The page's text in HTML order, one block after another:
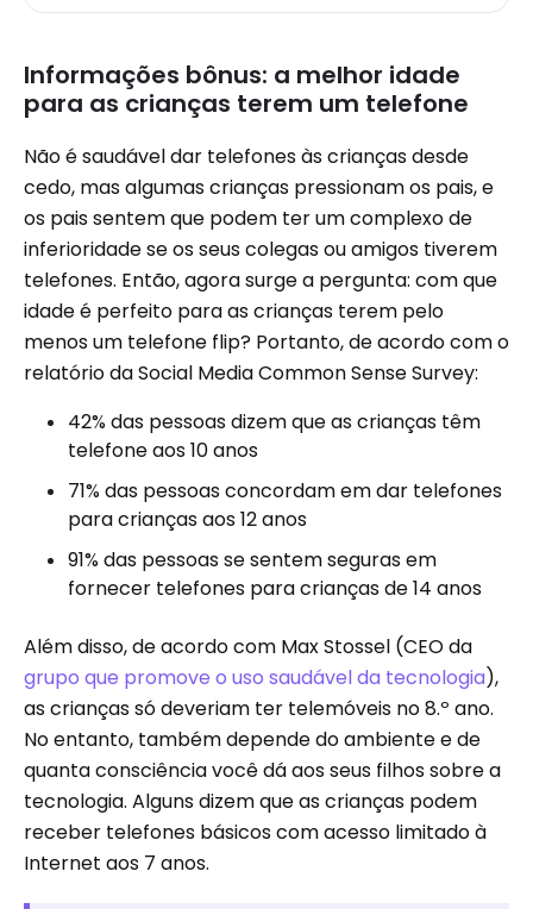
Informações bônus: a melhor idade
para as crianças terem um telefone
Não é saudável dar telefones às crianças desde
cedo, mas algumas crianças pressionam os pais, e
os pais sentem que podem ter um complexo de
inferioridade se os seus colegas ou amigos tiverem
telefones. Então, agora surge a pergunta: com que
idade é perfeito para as crianças terem pelo
menos um telefone flip? Portanto, de acordo com o
relatório da Social Media Common Sense Survey:
42% das pessoas dizem que as crianças têm
telefone aos 10 anos
71% das pessoas concordam em dar telefones
para crianças aos 12 anos
91% das pessoas se sentem seguras em
fornecer telefones para crianças de 14 anos
Além disso, de acordo com Max Stossel (CEO da
grupo que promove o uso saudável da tecnologia),
as crianças só deveriam ter telemóveis no 8.º ano.
No entanto, também depende do ambiente e de
quanta consciência você dá aos seus filhos sobre a
tecnologia. Alguns dizem que as crianças podem
receber telefones básicos com acesso limitado à
Internet aos 7 anos.